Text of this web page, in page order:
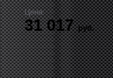
Цена:
31 017руб.